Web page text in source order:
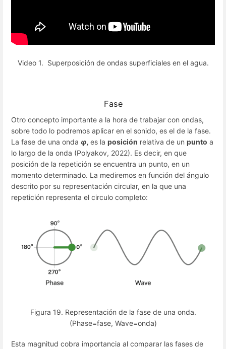
Video 1. Superposición de ondas superficiales en el agua.
Fase
Otro concepto importante a la hora de trabajar con ondas,
sobre todo lo podremos aplicar en el sonido, es el de la fase.
La fase de una onda φ, es la posición relativa de un punto a
lo largo de la onda (Polyakov, 2022). Es decir, en que
posición de la repetición se encuentra un punto, en un
momento determinado. La mediremos en función del ángulo
descrito por su representación circular, en la que una
repetición representa el circulo completo:
Figura 19. Representación de la fase de una onda.
(Phase=fase, Wave=onda)
Esta magnitud cobra importancia al comparar las fases de